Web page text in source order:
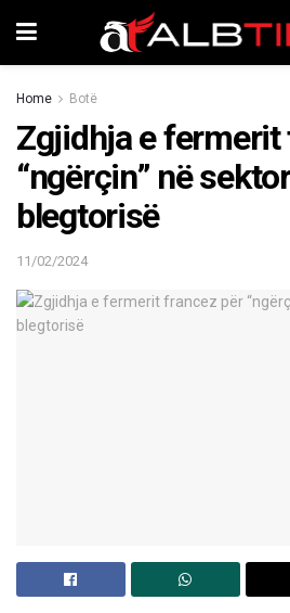
Home Botë
Zgjidhja e fermerit
“ngërçin” në
blegtorisë
11/02/2024